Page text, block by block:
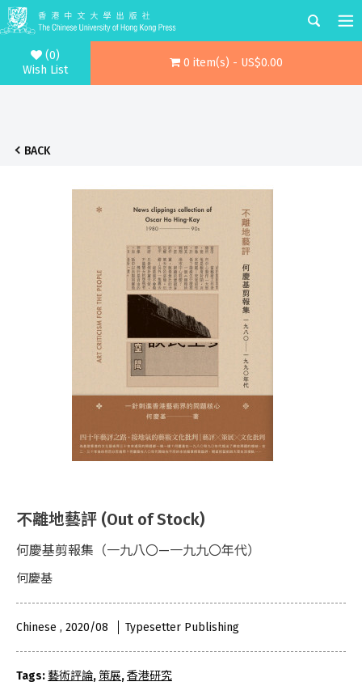
(0)
Wish List
0 item(s) - US$0.00
BACK
不離地藝評 (Out of Stock)
何慶基剪報集（一九八〇—一九九〇年代）
何慶基
Chinese , 2020/08 Typesetter Publishing
Tags:藝術評論, 策展,香港研究